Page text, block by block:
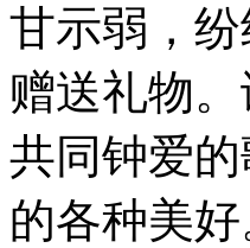
甘示弱，
赠送礼物
共同钟爱
的各种美